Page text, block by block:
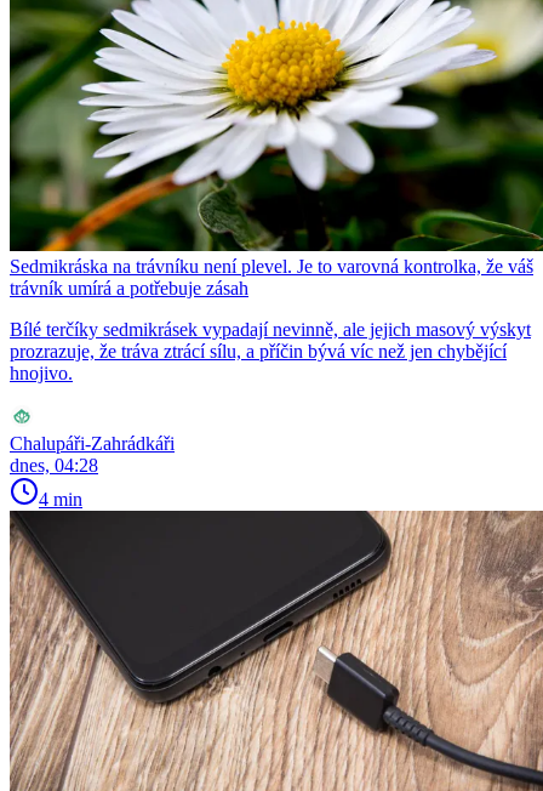
Sedmikráska na trávníku není plevel. Je to varovná kontrolka, že váš
trávník umírá a potřebuje zásah
Bílé terčíky sedmikrásek vypadají nevinně, ale jejich masový výskyt
prozrazuje, že tráva ztrácí sílu, a příčin bývá víc než jen chybějící
hnojivo.
Chalupáři-Zahrádkáři
dnes, 04:28
4 min